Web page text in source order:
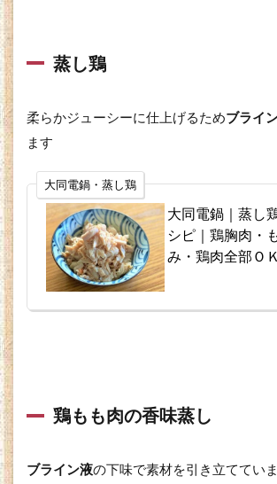
蒸し鶏
柔らかジューシーに仕上げるためブライ
ます
大同電鍋・蒸し鶏
大同電鍋｜蒸し
シピ｜鶏胸肉・
み・鶏肉全部ＯＫ
鶏もも肉の香味蒸し
ブライン液の下味で素材を引き立ててい